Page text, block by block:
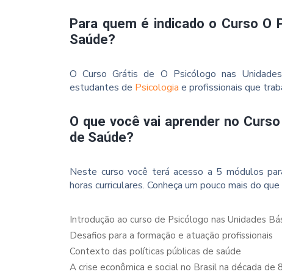
Para quem é indicado o Curso O
Saúde?
O Curso Grátis de O Psicólogo nas
estudantes de Psicologia e profissionais que
O que você vai aprender no
de Saúde?
Neste curso você terá acesso a 5 módulos
horas curriculares. Conheça um pouco mais do
Introdução ao curso de Psicólogo nas Unidades
Desafios para a formação e atuação profissionais
Contexto das políticas públicas de saúde
A crise econômica e social no Brasil na década de